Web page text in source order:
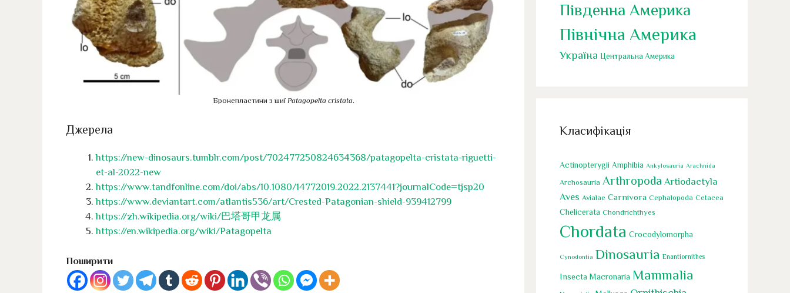
Бронепластини з шиї Patagopelta cristata.
Джерела
https://new-dinosaurs.tumblr.com/post/702477250824634368/patagopelta-cristata-riguetti-
et-al-2022-new
https://www.tandfonline.com/doi/abs/10.1080/14772019.2022.2137441?journalCode=tjsp20
https://www.deviantart.com/atlantis536/art/Crested-Patagonian-shield-939412799
https://zh.wikipedia.org/wiki/巴塔哥甲龙属
https://en.wikipedia.org/wiki/Patagopelta
Поширити
Південна Америка
Північна Америка
Україна Центральна Америка
Класифікація
Actinopterygii Amphibia Ankylosauria Arachnida
Archosauria Arthropoda Artiodactyla
Aves Avialae Carnivora Cephalopoda Cetacea
Chelicerata Chondrichthyes
Chordata Crocodylomorpha
Cynodontia Dinosauria Enantiornithes
Insecta Macronaria Mammalia